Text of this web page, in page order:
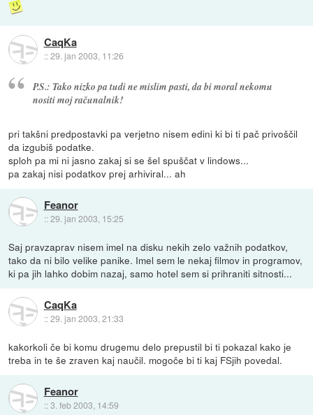
CaqKa
::29. jan 2003, 11:26
P.S.: Tako nizko pa tudi ne mislim pasti, da bi moral nekomu
nositi moj računalnik!
pri takšni predpostavki pa verjetno nisem edini ki bi ti pač privoščil
da izgubiš podatke.
sploh pa mi ni jasno zakaj si se šel spuščat v lindows...
pa zakaj nisi podatkov prej arhiviral... ah
Feanor
::29. jan 2003, 15:25
Saj pravzaprav nisem imel na disku nekih zelo važnih podatkov,
tako da ni bilo velike panike. Imel sem le nekaj filmov in programov,
ki pa jih lahko dobim nazaj, samo hotel sem si prihraniti sitnosti...
CaqKa
::29. jan 2003, 21:33
kakorkoli če bi komu drugemu delo prepustil bi ti pokazal kako je
treba in te še zraven kaj naučil. mogoče bi ti kaj FSjih povedal.
Feanor
::3. feb 2003, 14:59